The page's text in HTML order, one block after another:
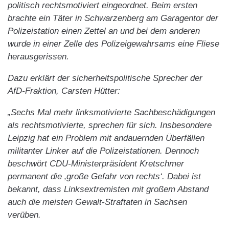
politisch rechtsmotiviert eingeordnet. Beim ersten
brachte ein Täter in Schwarzenberg am Garagentor der
Polizeistation einen Zettel an und bei dem anderen
wurde in einer Zelle des Polizeigewahrsams eine Fliese
herausgerissen.
Dazu erklärt der sicherheitspolitische Sprecher der
AfD-Fraktion, Carsten Hütter:
„Sechs Mal mehr linksmotivierte Sachbeschädigungen
als rechtsmotivierte, sprechen für sich. Insbesondere
Leipzig hat ein Problem mit andauernden Überfällen
militanter Linker auf die Polizeistationen. Dennoch
beschwört CDU-Ministerpräsident Kretschmer
permanent die ‚große Gefahr von rechts‘. Dabei ist
bekannt, dass Linksextremisten mit großem Abstand
auch die meisten Gewalt-Straftaten in Sachsen
verüben.